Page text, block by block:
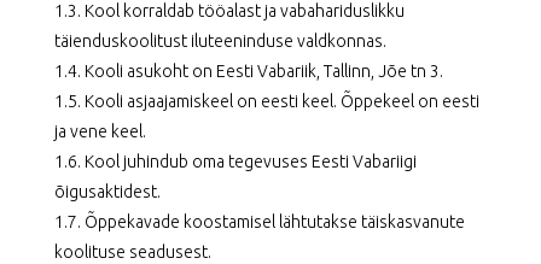
1.3. Kool korraldab tööalast ja vabahariduslikku
täienduskoolitust iluteeninduse valdkonnas.
1.4. Kooli asukoht on Eesti Vabariik, Tallinn, Jõe tn 3.
1.5. Kooli asjaajamiskeel on eesti keel. Õppekeel on eesti
ja vene keel.
1.6. Kool juhindub oma tegevuses Eesti Vabariigi
õigusaktidest.
1.7. Õppekavade koostamisel lähtutakse täiskasvanute
koolituse seadusest.